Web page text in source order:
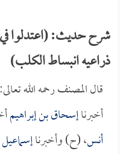
شرح حديث: (اعتدلوا
ذراعيه انبساط الكلب)
قال المصنف رحمه الله
أخبرناإسحاق بن إبراهيم
أنس، (ح) وأخبرنا